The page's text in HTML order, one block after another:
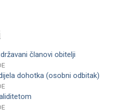
članovi obitelji
dohotka (osobni odbitak)